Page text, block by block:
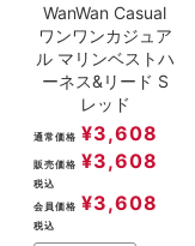
WanWan Casual
ワンワンカジュア
ル マリンベストハ
ーネス&リード S
レッド
通常価格 ¥3,608
販売価格 ¥3,608
税込
会員価格 ¥3,608
税込